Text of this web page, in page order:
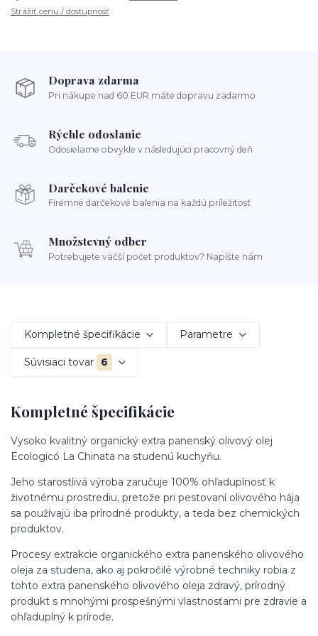
Strážiť cenu / dostupnosť
Doprava zdarma
Pri nákupe nad 60 EUR máte dopravu zadarmo
Rýchle odoslanie
Odosielame obvykle v následujúci pracovný deň
Darčekové balenie
Firemné darčekové balenia na každú príležitosť
Množstevný odber
Potrebujete väčší počet produktov? Napíšte nám
Kompletné špecifikácie Parametre
Súvisiaci tovar 6
Kompletné špecifikácie
Vysoko kvalitný organický extra panenský olivový olej
Ecologicó La Chinata na studenú kuchyňu.
Jeho starostlivá výroba zaručuje 100% ohľaduplnosť k
životnému prostrediu, pretože pri pestovaní olivového hája
sa používajú iba prírodné produkty, a teda bez chemických
produktov.
Procesy extrakcie organického extra panenského olivového
oleja za studena, ako aj pokročilé výrobné techniky robia z
tohto extra panenského olivového oleja zdravý, prírodný
produkt s mnohými prospešnými vlastnosťami pre zdravie a
ohľaduplný k prírode.